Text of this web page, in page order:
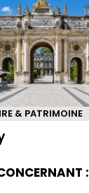
& PATRIMOINE
: